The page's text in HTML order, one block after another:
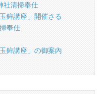
社清掃奉仕
鉾講座」開催さる
奉仕
鉾講座」の御案內